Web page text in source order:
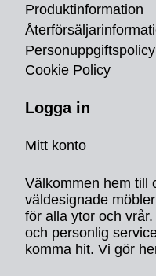
Produktinformation
Personuppgiftspolicy
Cookie Policy
Logga in
Mitt konto
Välkommen hem till
väldesignade
för alla ytor och
och personlig
komma hit. Vi gör